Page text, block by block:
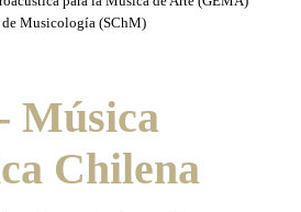
Musicología (SChM)
Música
Chilena